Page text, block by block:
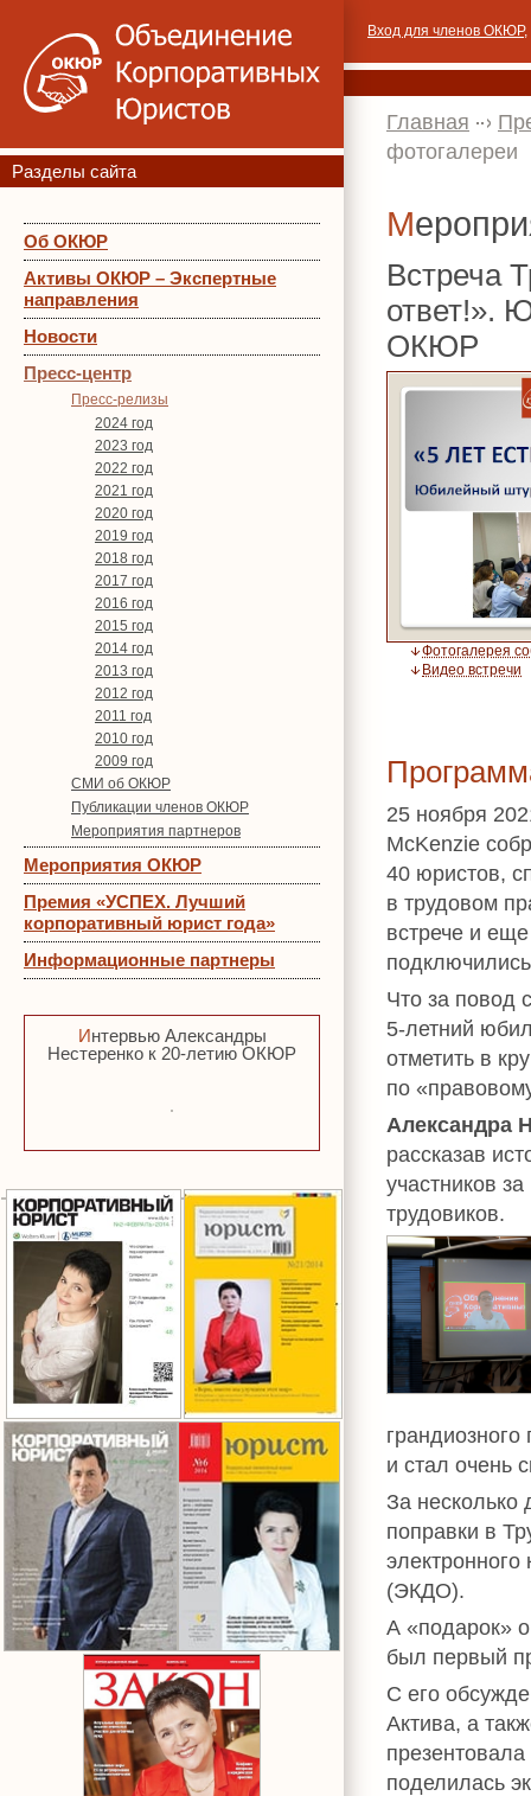
Разделы сайта
Об ОКЮР
Активы ОКЮР – Экспертные
направления
Новости
Пресс-центр
Пресс-релизы
2024 год
2023 год
2022 год
2021 год
2020 год
2019 год
2018 год
2017 год
2016 год
2015 год
2014 год
2013 год
2012 год
2011 год
2010 год
2009 год
СМИ об ОКЮР
Публикации членов ОКЮР
Мероприятия партнеров
Мероприятия ОКЮР
Премия «УСПЕХ. Лучший
корпоративный юрист года»
Информационные партнеры
Интервью Александры
Нестеренко к 20-летию ОКЮР
Вход для членов ОКЮР,
Главная
фотогалереи
Встреча
ответ!».
ОКЮР
Фотогалерея
Видео встречи
25 ноября
McKenzie
40 юристов,
в трудовом
встрече и
Что за повод
5-летний
отметить в
по
Александра
рассказав
участников
трудовиков.
и стал очень
За несколько
поправки в
электронного
(ЭКДО).
А «подарок»
был первый
С его
Актива, а
поделилась